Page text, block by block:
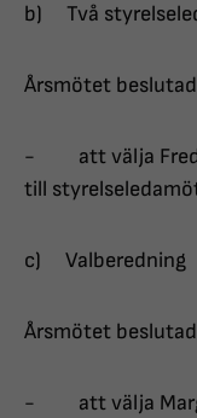
b) Två
Årsmötet
- att välja
till
c) Valberedning
Årsmötet
- att välja